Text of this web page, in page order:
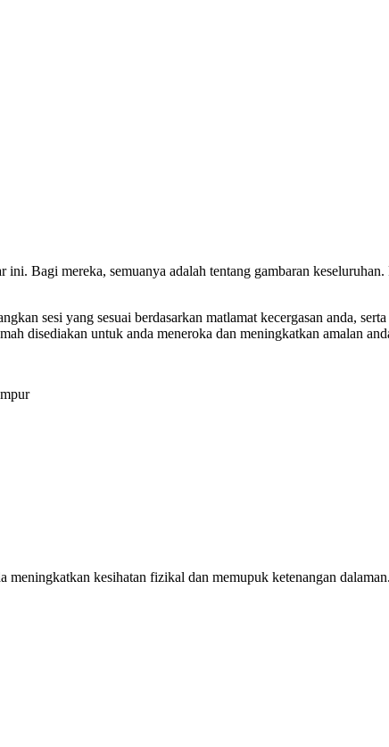
Bagi mereka, semuanya adalah tentang gambaran keseluruhan.
sesi yang sesuai berdasarkan matlamat kecergasan anda,
disediakan untuk anda meneroka dan meningkatkan amalan
kesihatan fizikal dan memupuk ketenangan